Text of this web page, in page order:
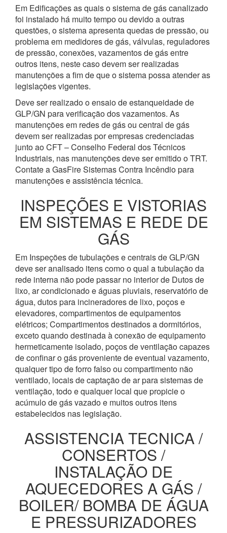
Em Edificações as quais o sistema de gás canalizado
foi instalado há muito tempo ou devido a outras
questões, o sistema apresenta quedas de pressão, ou
problema em medidores de gás, válvulas, reguladores
de pressão, conexões, vazamentos de gás entre
outros itens, neste caso devem ser realizadas
manutenções a fim de que o sistema possa atender as
legislações vigentes.
Deve ser realizado o ensaio de estanqueidade de
GLP/GN para verificação dos vazamentos. As
manutenções em redes de gás ou central de gás
devem ser realizadas por empresas credenciadas
junto ao CFT – Conselho Federal dos Técnicos
Industriais, nas manutenções deve ser emitido o TRT.
Contate a GasFire Sistemas Contra Incêndio para
manutenções e assistência técnica.
INSPEÇÕES E VISTORIAS
EM SISTEMAS E REDE DE
GÁS
Em Inspeções de tubulações e centrais de GLP/GN
deve ser analisado itens como o qual a tubulação da
rede interna não pode passar no interior de Dutos de
lixo, ar condicionado e águas pluviais, reservatório de
água, dutos para incineradores de lixo, poços e
elevadores, compartimentos de equipamentos
elétricos; Compartimentos destinados a dormitórios,
exceto quando destinada à conexão de equipamento
hermeticamente isolado, poços de ventilação capazes
de confinar o gás proveniente de eventual vazamento,
qualquer tipo de forro falso ou compartimento não
ventilado, locais de captação de ar para sistemas de
ventilação, todo e qualquer local que propicie o
acúmulo de gás vazado e muitos outros itens
estabelecidos nas legislação.
ASSISTENCIA TECNICA /
CONSERTOS /
INSTALAÇÃO DE
AQUECEDORES A GÁS /
BOILER/ BOMBA DE ÁGUA
E PRESSURIZADORES